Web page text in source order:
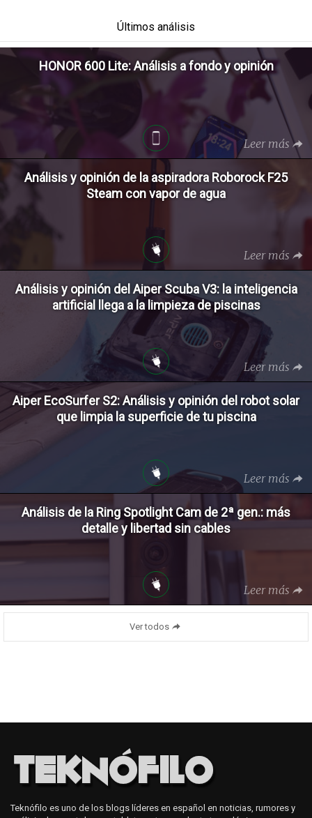
Últimos análisis
HONOR 600 Lite: Análisis a fondo y opinión
Leer más
Análisis y opinión de la aspiradora Roborock F25
Steam con vapor de agua
Leer más
Análisis y opinión del Aiper Scuba V3: la inteligencia
artificial llega a la limpieza de piscinas
Leer más
Aiper EcoSurfer S2: Análisis y opinión del robot solar
que limpia la superficie de tu piscina
Leer más
Análisis de la Ring Spotlight Cam de 2ª gen.: más
detalle y libertad sin cables
Leer más
Ver todos
Teknófilo es uno de los blogs líderes en español en noticias, rumores y